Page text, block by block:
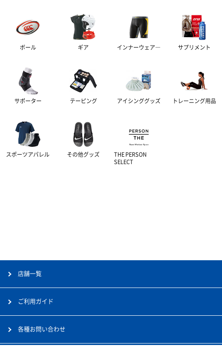
ボール ギア インナーウェア― サプリメント
サポーター テーピング アイシンググッズ トレーニング用品
スポーツアパレル その他グッズ
THE PERSON
SELECT
店舗一覧
ご利用ガイド
各種お問い合わせ